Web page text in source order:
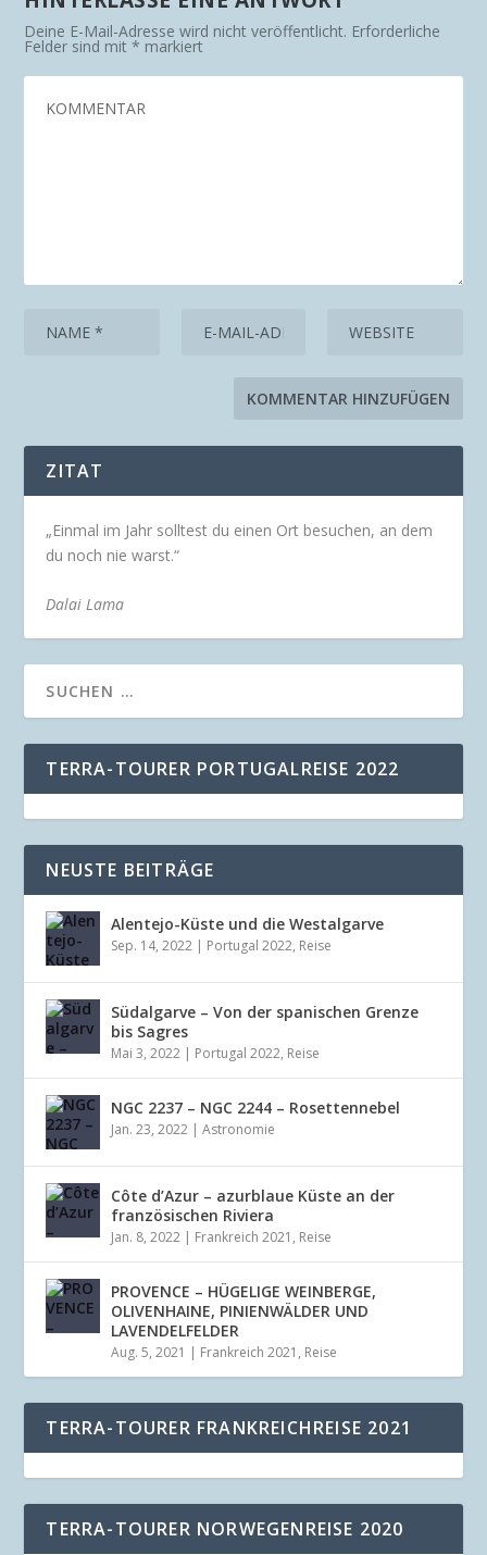
HINTERLASSE EINE ANTWORT
Deine E-Mail-Adresse wird nicht veröffentlicht. Erforderliche
Felder sind mit markiert
ZITAT
„Einmal im Jahr solltest du einen Ort besuchen, an dem
du noch nie warst.“
Dalai Lama
TERRA-TOURER PORTUGALREISE 2022
NEUSTE BEITRÄGE
Alentejo-Küste und die Westalgarve
Sep. 14, 2022 | Portugal 2022,
Südalgarve – Von der spanischen Grenze
bis Sagres
Mai 3, 2022 | Portugal 2022,
NGC 2237 – NGC 2244 – Rosettennebel
Jan. 23, 2022 |
Côte d’Azur – azurblaue Küste an der
französischen Riviera
Jan. 8, 2022 | Frankreich 2021,
PROVENCE – HÜGELIGE WEINBERGE,
OLIVENHAINE, PINIENWÄLDER UND
LAVENDELFELDER
Aug. 5, 2021 | Frankreich 2021,
TERRA-TOURER FRANKREICHREISE 2021
TERRA-TOURER NORWEGENREISE 2020